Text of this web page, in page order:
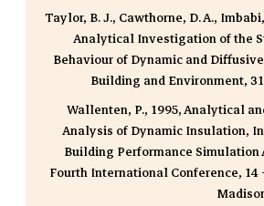
Taylor, B. J., Cawthorne, D. A.,
Analytical Investigation of the
Behaviour of Dynamic and
Building and Environment,
Wallenten, P., 1995, Analytical
Analysis of Dynamic Insulation,
Building Performance Simulation
Fourth International Conference, 14